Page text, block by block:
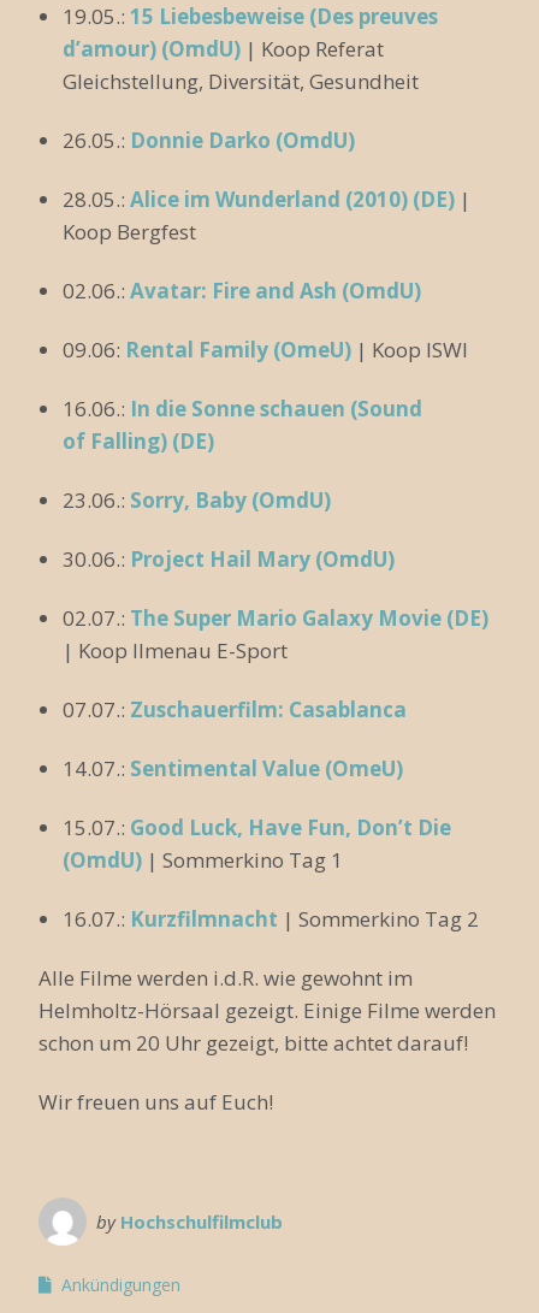
19.05.: 15 Liebesbeweise (Des preuves
d’amour) (OmdU) | Koop Referat
Gleichstellung, Diversität, Gesundheit
26.05.: Donnie Darko (OmdU)
28.05.: Alice im Wunderland (2010) (DE) |
Koop Bergfest
02.06.: Avatar: Fire and Ash (OmdU)
09.06: Rental Family (OmeU) | Koop ISWI
16.06.: In die Sonne schauen (Sound
of Falling) (DE)
23.06.: Sorry, Baby (OmdU)
30.06.: Project Hail Mary (OmdU)
02.07.: The Super Mario Galaxy Movie (DE)
| Koop Ilmenau E-Sport
07.07.: Zuschauerfilm: Casablanca
14.07.: Sentimental Value (OmeU)
15.07.: Good Luck, Have Fun, Don’t Die
(OmdU) | Sommerkino Tag 1
16.07.: Kurzfilmnacht | Sommerkino Tag 2
Alle Filme werden i.d.R. wie gewohnt im
Helmholtz-Hörsaal gezeigt. Einige Filme werden
schon um 20 Uhr gezeigt, bitte achtet darauf!
Wir freuen uns auf Euch!
by Hochschulfilmclub
Ankündigungen